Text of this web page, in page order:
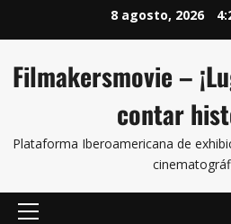
8 agosto, 2026
Filmakersmovie –
contar
Plataforma Iberoamericana de